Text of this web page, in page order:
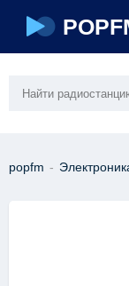
popfm -